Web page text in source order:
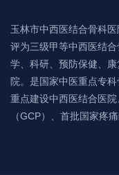
玉林市中西医结合骨科
评为三级甲等中西医结
学、科研、预防保健、
院。是国家中医重点专
重点建设中西医结合医
（GCP）、首批国家疼